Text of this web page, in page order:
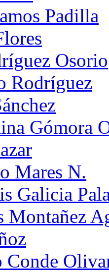
Padilla
Osorio
Rodríguez
Gómora
Mares N.
Galicia
Montañez